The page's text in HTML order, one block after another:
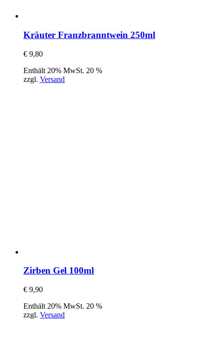
Kräuter Franzbranntwein 250ml
€ 9,80
Enthält 20% MwSt. 20 %
zzgl. Versand
Zirben Gel 100ml
€ 9,90
Enthält 20% MwSt. 20 %
zzgl. Versand